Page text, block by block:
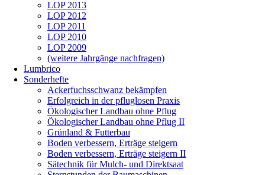
LOP 2013
LOP 2012
LOP 2011
LOP 2010
LOP 2009
(weitere Jahrgänge nachfragen)
Lumbrico
Sonderhefte
Ackerfuchsschwanz bekämpfen
Erfolgreich in der pfluglosen Praxis
Ökologischer Landbau ohne Pflug
Ökologischer Landbau ohne Pflug II
Grünland & Futterbau
Boden verbessern, Erträge steigern
Boden verbessern, Erträge steigern II
Sätechnik für Mulch- und Direktsaat